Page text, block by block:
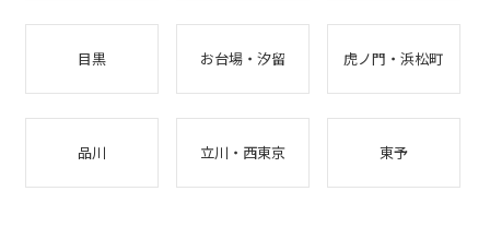
目黒 お台場・汐留 虎ノ門・浜松町
品川 立川・西東京 東予